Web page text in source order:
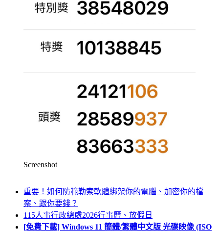
Screenshot
重要！如何防範勒索軟體綁架你的電腦、加密你的檔
案、跟你要錢？
115人事行政總處2026行事曆、放假日
[免費下載] Windows 11 簡體/繁體中文版 光碟映像 (ISO